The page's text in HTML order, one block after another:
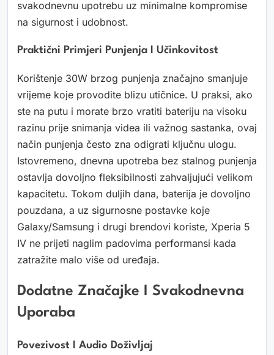
svakodnevnu upotrebu uz minimalne kompromise
na sigurnost i udobnost.
Praktični Primjeri Punjenja I Učinkovitost
Korištenje 30W brzog punjenja značajno smanjuje
vrijeme koje provodite blizu utičnice. U praksi, ako
ste na putu i morate brzo vratiti bateriju na visoku
razinu prije snimanja videa ili važnog sastanka, ovaj
način punjenja često zna odigrati ključnu ulogu.
Istovremeno, dnevna upotreba bez stalnog punjenja
ostavlja dovoljno fleksibilnosti zahvaljujući velikom
kapacitetu. Tokom duljih dana, baterija je dovoljno
pouzdana, a uz sigurnosne postavke koje
Galaxy/Samsung i drugi brendovi koriste, Xperia 5
IV ne prijeti naglim padovima performansi kada
zatražite malo više od uređaja.
Dodatne Značajke I Svakodnevna
Uporaba
Povezivost I Audio Doživljaj